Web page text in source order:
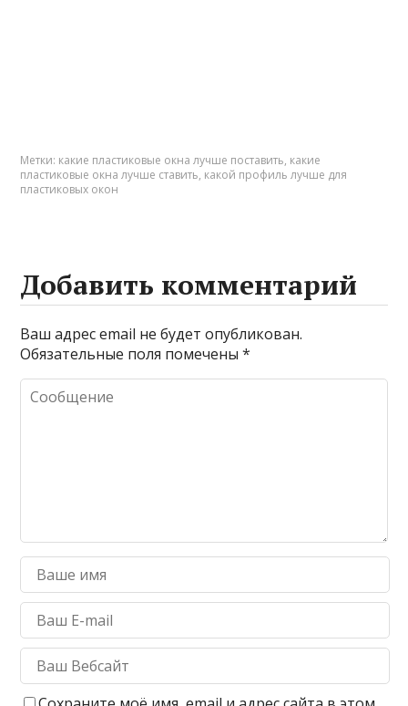
Метки: какие пластиковые окна лучше поставить, какие
пластиковые окна лучше ставить, какой профиль лучше для
пластиковых окон
Добавить комментарий
Ваш адрес email не будет опубликован.
Обязательные поля помечены*